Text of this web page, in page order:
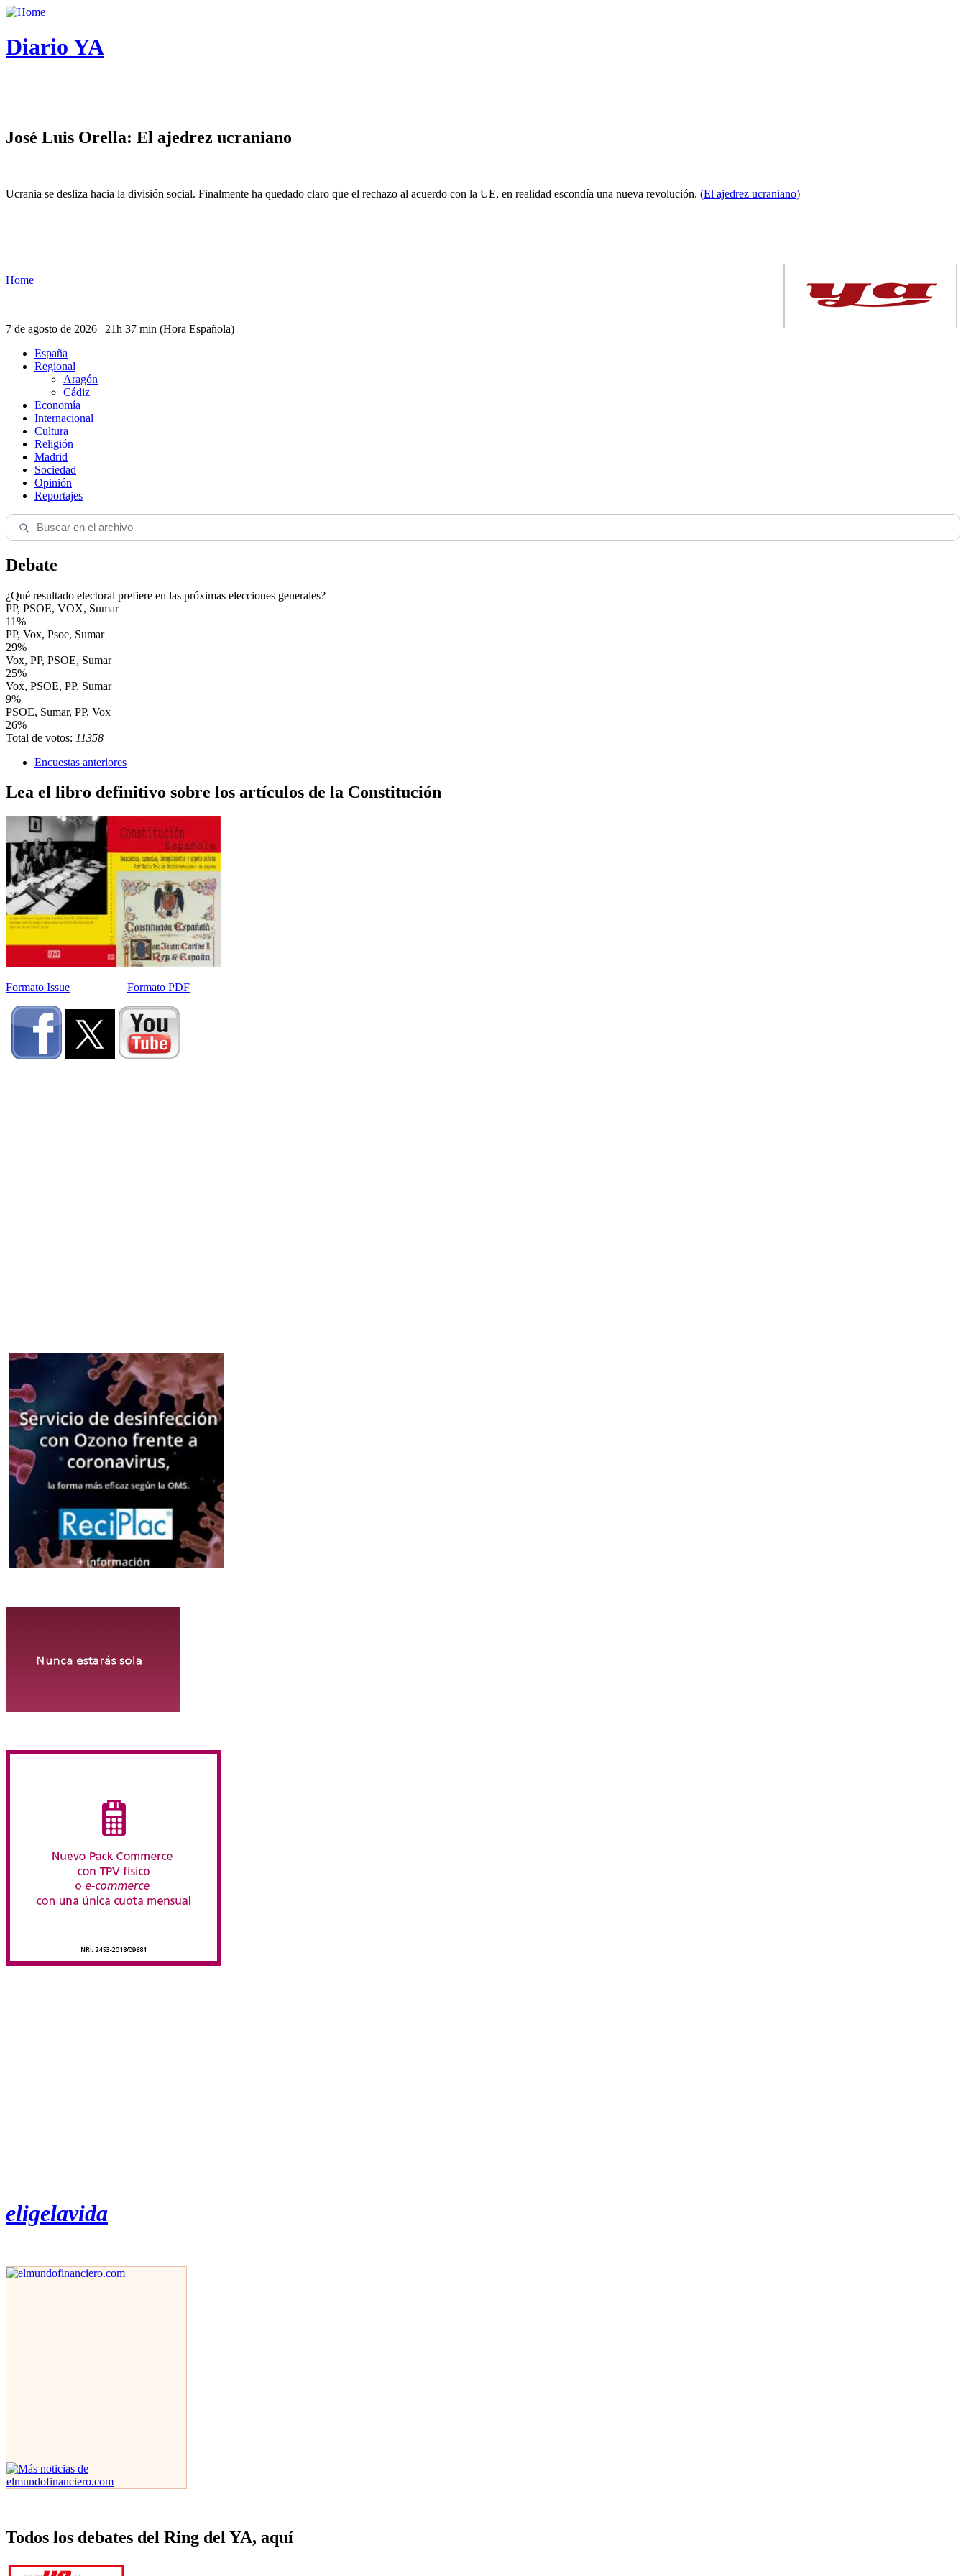
Diario YA
José Luis Orella: El ajedrez ucraniano
Ucrania se desliza hacia la división social. Finalmente ha quedado claro que el rechazo al acuerdo con la UE, en realidad escondía una nueva revolución. (El ajedrez ucraniano)
Home
7 de agosto de 2026 | 21h 37 min (Hora Española)
España
Regional
Aragón
Cádiz
Economía
Internacional
Cultura
Religión
Madrid
Sociedad
Opinión
Reportajes
Debate
¿Qué resultado electoral prefiere en las próximas elecciones generales?
PP, PSOE, VOX, Sumar
11%
PP, Vox, Psoe, Sumar
29%
Vox, PP, PSOE, Sumar
25%
Vox, PSOE, PP, Sumar
9%
PSOE, Sumar, PP, Vox
26%
Total de votos: 11358
Encuestas anteriores
Lea el libro definitivo sobre los artículos de la Constitución
Formato Issue Formato PDF
eligelavida
Todos los debates del Ring del YA, aquí